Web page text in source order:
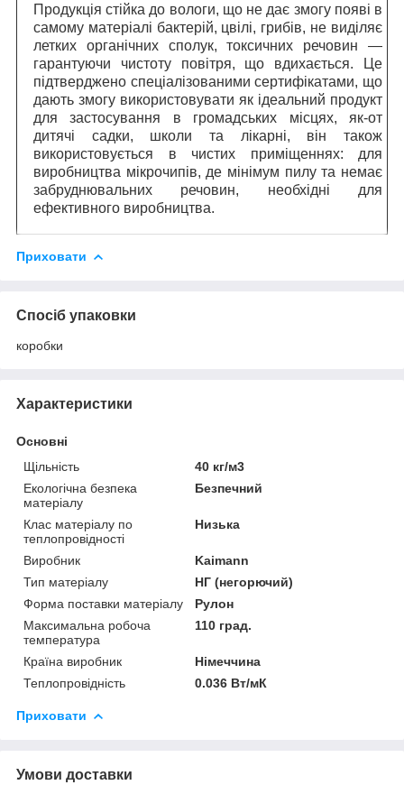
Продукція стійка до вологи, що не дає змогу появі в
самому матеріалі бактерій, цвілі, грибів, не виділяє
летких органічних сполук, токсичних речовин —
гарантуючи чистоту повітря, що вдихається. Це
підтверджено спеціалізованими сертифікатами, що
дають змогу використовувати як ідеальний продукт
для застосування в громадських місцях, як-от
дитячі садки, школи та лікарні, він також
використовується в чистих приміщеннях: для
виробництва мікрочипів, де мінімум пилу та немає
забруднювальних речовин, необхідні для
ефективного виробництва.
Приховати
Спосіб упаковки
коробки
Характеристики
Основні
Щільність
40 кг/м3
Екологічна безпека
матеріалу
Безпечний
Клас матеріалу по
теплопровідності
Низька
Виробник
Kaimann
Тип матеріалу
НГ (негорючий)
Форма поставки матеріалу
Рулон
Максимальна робоча
температура
110 град.
Країна виробник
Німеччина
Теплопровідність
0.036 Вт/мК
Приховати
Умови доставки